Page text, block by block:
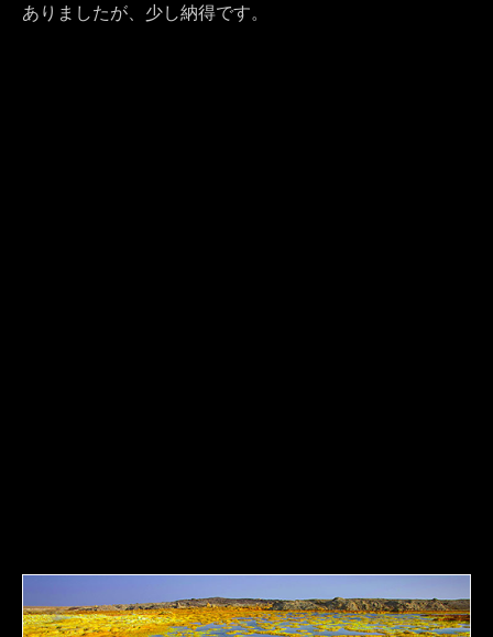
ありましたが、少し納得です。